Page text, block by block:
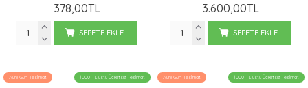
378,00TL
SEPETE EKLE
3.600,00TL
SEPETE EKLE
Aynı Gün Teslimat 1000 TL üstü Ücretsiz Teslimat Aynı Gün Teslimat 1000 TL üstü Ücretsiz Teslimat